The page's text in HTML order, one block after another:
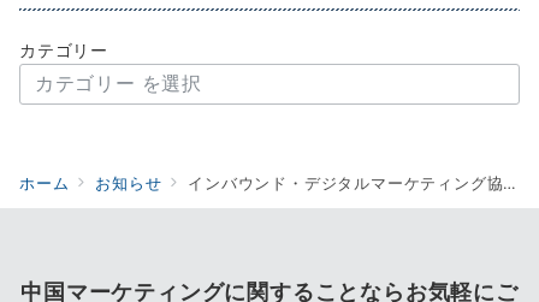
カテゴリー
ホーム お知らせ インバウンド・デジタルマーケティング協議会（IDM）に加盟しました。
中国マーケティングに関することならお気軽にご